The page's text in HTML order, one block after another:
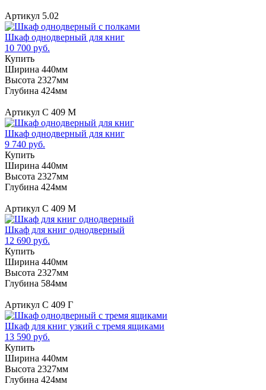
Артикул 5.02
Шкаф однодверный для книг
10 700 руб.
Купить
Ширина 440мм
Высота 2327мм
Глубина 424мм
Артикул С 409 М
Шкаф однодверный для книг
9 740 руб.
Купить
Ширина 440мм
Высота 2327мм
Глубина 424мм
Артикул С 409 М
Шкаф для книг однодверный
12 690 руб.
Купить
Ширина 440мм
Высота 2327мм
Глубина 584мм
Артикул С 409 Г
Шкаф для книг узкий с тремя ящиками
13 590 руб.
Купить
Ширина 440мм
Высота 2327мм
Глубина 424мм